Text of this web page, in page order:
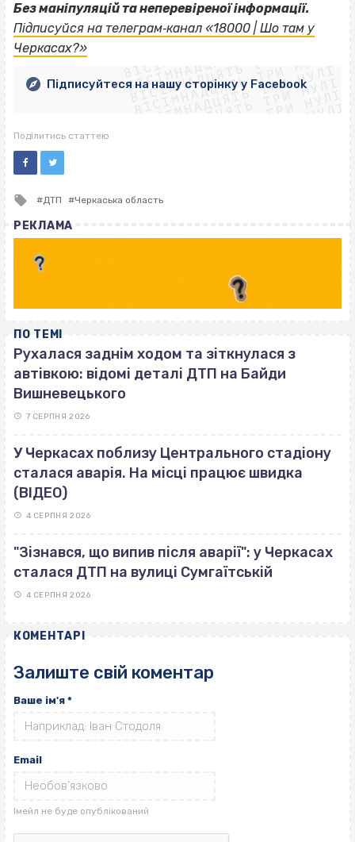
Без маніпуляцій та неперевіреної інформації.
Підписуйся на телеграм‐канал «18000 | Шо там у
Черкасах?»
ВІСІМНАДЦЯТЬ ТРИ НУЛІ
ВІСІМНАДЦЯТЬ ТРИ НУЛІ
ВІСІМНАДЦЯТЬ ТРИ НУЛІ
ВІСІМНАДЦЯТЬ ТРИ НУЛІ
ВІСІМНАДЦЯТЬ ТРИ НУЛІ
ВІСІМНАДЦЯТЬ ТРИ НУЛІ
ВІСІМНАДЦЯТЬ ТРИ НУЛІ
ВІСІМНАДЦЯТЬ ТРИ НУЛІ
Підписуйтеся на нашу сторінку у Facebook
Поділитись статтею
Tagged
ДТП Черкаська область
РЕКЛАМА
ПО ТЕМІ
Рухалася заднім ходом та зіткнулася з
автівкою: відомі деталі ДТП на Байди
Вишневецького
7 СЕРПНЯ 2026
У Черкасах поблизу Центрального стадіону
сталася аварія. На місці працює швидка
(ВІДЕО)
4 СЕРПНЯ 2026
"Зізнався, що випив після аварії": у Черкасах
сталася ДТП на вулиці Сумгаїтській
4 СЕРПНЯ 2026
КОМЕНТАРІ
Залиште свій коментар
Ваше ім'я *
Email